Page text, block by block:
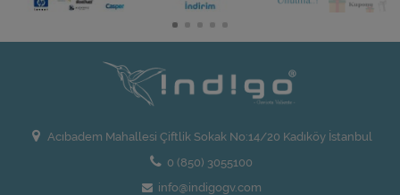
Acıbadem Mahallesi Çiftlik Sokak No:14/20 Kadıköy İstanbul
0 (850) 3055100
info@indigogv.com